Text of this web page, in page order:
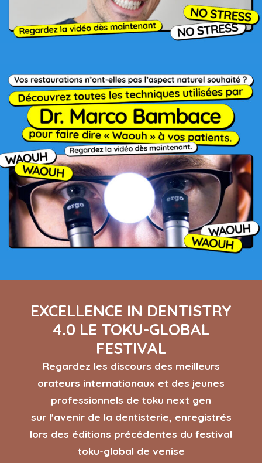
EXCELLENCE IN DENTISTRY
4.0 LE TOKU-GLOBAL
FESTIVAL
Regardez les discours des meilleurs
orateurs internationaux et des jeunes
professionnels de toku next gen
sur l'avenir de la dentisterie, enregistrés
lors des éditions précédentes du festival
toku-global de venise